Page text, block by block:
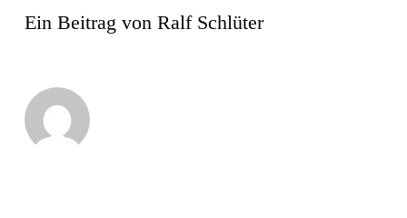
Ein Beitrag von Ralf Schlüter